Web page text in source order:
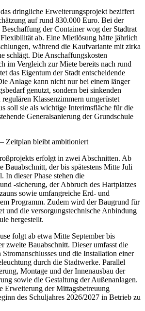
dringliche Erweiterungsprojekt beziffert
auf rund 830.000 Euro. Bei der
der Container wog der Stadtrat
ab. Eine Mietlösung hätte jährlich
während die Kaufvariante mit zirka
schlägt. Die Anschaffungskosten
im Vergleich zur Miete bereits nach rund
das Eigentum der Stadt entscheidende
Anlage kann nicht nur bei einem länger
genutzt, sondern bei sinkenden
Klassenzimmern umgerüstet
soll sie als wichtige Interimsfläche für die
Generalsanierung der Grundschule
Zeitplan bleibt ambitioniert
erfolgt in zwei Abschnitten. Ab
Bauabschnitt, der bis spätestens Mitte Juli
In dieser Phase stehen die
-sicherung, der Abbruch des Hartplatzes
sowie umfangreiche Erd- und
Programm. Zudem wird der Baugrund für
und die versorgungstechnische Anbindung
hergestellt.
folgt ab etwa Mitte September bis
zweite Bauabschnitt. Dieser umfasst die
Stromanschlusses und die Installation einer
durch die Stadtwerke. Parallel
Montage und der Innenausbau der
sowie die Gestaltung der Außenanlagen.
Erweiterung der Mittagsbetreuung
des Schuljahres 2026/2027 in Betrieb zu